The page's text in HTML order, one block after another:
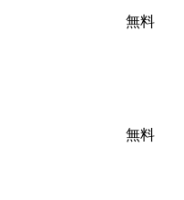
無料
無料